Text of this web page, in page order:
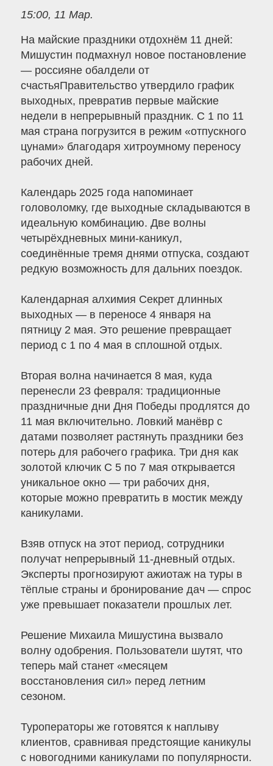
15:00, 11 Мар.
На майские праздники отдохнём 11 дней:
Мишустин подмахнул новое постановление
— россияне обалдели от
счастьяПравительство утвердило график
выходных, превратив первые майские
недели в непрерывный праздник. С 1 по 11
мая страна погрузится в режим «отпускного
цунами» благодаря хитроумному переносу
рабочих дней.
Календарь 2025 года напоминает
головоломку, где выходные складываются в
идеальную комбинацию. Две волны
четырёхдневных мини-каникул,
соединённые тремя днями отпуска, создают
редкую возможность для дальних поездок.
Календарная алхимия Секрет длинных
выходных — в переносе 4 января на
пятницу 2 мая. Это решение превращает
период с 1 по 4 мая в сплошной отдых.
Вторая волна начинается 8 мая, куда
перенесли 23 февраля: традиционные
праздничные дни Дня Победы продлятся до
11 мая включительно. Ловкий манёвр с
датами позволяет растянуть праздники без
потерь для рабочего графика. Три дня как
золотой ключик С 5 по 7 мая открывается
уникальное окно — три рабочих дня,
которые можно превратить в мостик между
каникулами.
Взяв отпуск на этот период, сотрудники
получат непрерывный 11-дневный отдых.
Эксперты прогнозируют ажиотаж на туры в
тёплые страны и бронирование дач — спрос
уже превышает показатели прошлых лет.
Решение Михаила Мишустина вызвало
волну одобрения. Пользователи шутят, что
теперь май станет «месяцем
восстановления сил» перед летним
сезоном.
Туроператоры же готовятся к наплыву
клиентов, сравнивая предстоящие каникулы
с новогодними каникулами по популярности.